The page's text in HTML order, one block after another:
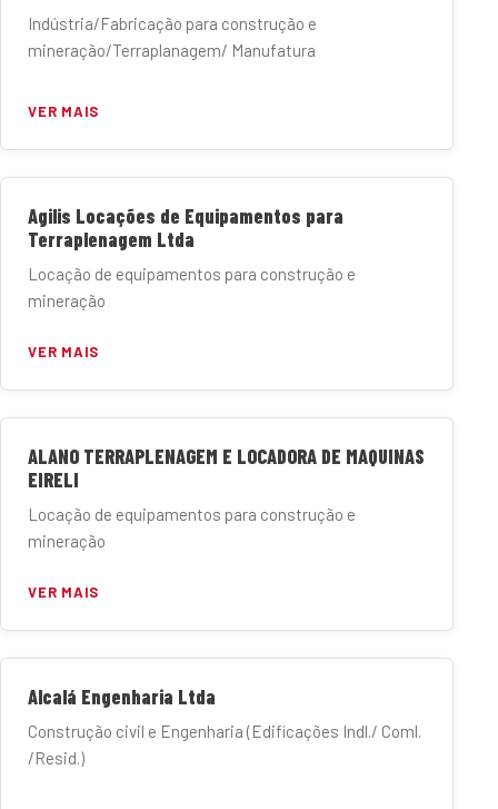
Indústria/Fabricação para construção e
mineração/Terraplanagem/ Manufatura
VER MAIS
Agilis Locações de Equipamentos para
Terraplenagem Ltda
Locação de equipamentos para construção e
mineração
VER MAIS
ALANO TERRAPLENAGEM E LOCADORA DE MAQUINAS
EIRELI
Locação de equipamentos para construção e
mineração
VER MAIS
Alcalá Engenharia Ltda
Construção civil e Engenharia (Edificações Indl./ Coml.
/Resid.)